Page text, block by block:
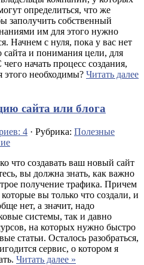
определиться, что же
заполучить собственный
им для этого нужно
Начнем с нуля, пока у вас нет
сайта и понимания цели, для
начать процесс создания,
этого необходимы? Читать далее
сайта или блога
4 · Рубрика: Полезные
что создавать ваш новый сайт
вы должна знать, как важно
получение трафика. Причем
вы только что создали, и
нет, а значит, надо
системы, так и давно
на которых нужно быстро
статьи. Осталось разобраться,
сервис, о котором я
Читать далее »